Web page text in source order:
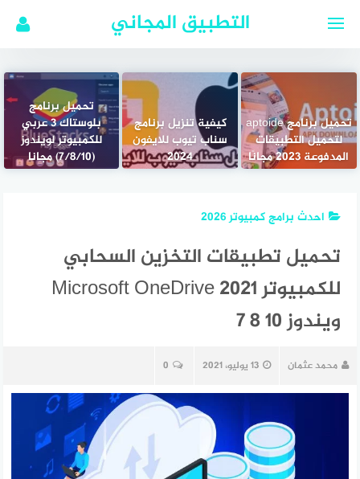
التطبيق المجاني
تحميل برنامج aptoide
لتحميل التطبيقات
المدفوعة 2023 مجانًا
كيفية تنزيل برنامج
سناب تيوب للايفون
2024
تحميل برنامج
بلوستاك 3 عربي
للكمبيوتر لويندوز
(7/8/10) مجانا
احدث برامج كمبيوتر 2026
تحميل تطبيقات التخزين السحابي
للكمبيوتر Microsoft OneDrive 2021
ويندوز 10 8 7
محمد عثمان 13 يوليو، 2021 0